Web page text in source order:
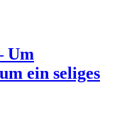
Um
ein seliges